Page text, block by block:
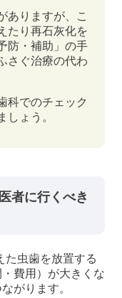
ありますが、こ
たり再石灰化を
防・補助」の手
さぐ治療の代わ
科でのチェック
しょう。
者に行くべき
た虫歯を放置する
費用）が大きくな
がります。